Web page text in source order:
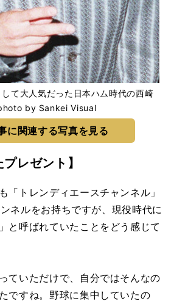
して大人気だった日本ハム時代の西崎
by Sankei Visual
に関連する写真を見る
レゼント】
トレンディエースチャンネル」
ネルをお持ちですが、現役時代に
と呼ばれていたことをどう感じて
いただけで、自分ではそんなの
ですね。野球に集中していたの